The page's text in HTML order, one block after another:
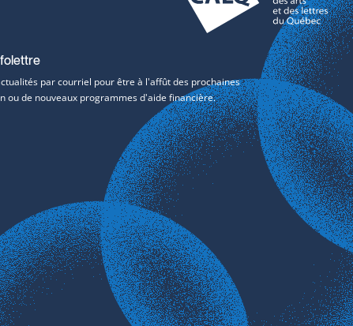
par courriel pour être à l'affût des prochaines
ou de nouveaux programmes d'aide financière.